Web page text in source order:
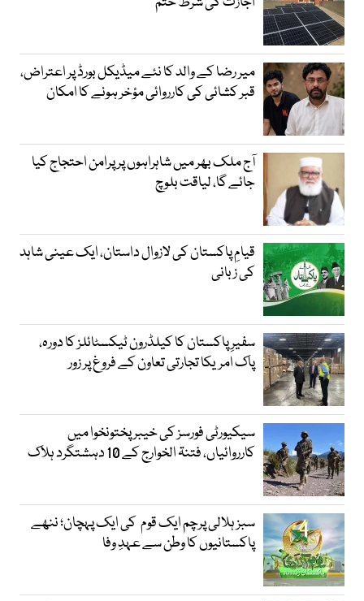
میر رضا کے والد کا نئے میڈیکل بورڈ پر اعتراض،
قبر کشائی کی کارروائی مؤخر ہونے کا امکان
آج ملک بھر میں شاہراہوں پر پرامن احتجاج کیا
جائے گا، لیاقت بلوچ
قیامِ پاکستان کی لازوال داستان، ایک عینی شاہد
کی زبانی
سفیرِ پاکستان کا کیلڈرون ٹیکسٹائلز کا دورہ،
پاک امریکا تجارتی تعاون کے فروغ پر زور
سیکیورٹی فورسز کی خیبر پختونخوا میں
کارروائیاں، فتنۃ الخوارج کے 10 دہشتگرد ہلاک
سبز ہلالی پرچم ایک قوم کی ایک پہچان؛ ننھے
پاکستانیوں کا وطن سے عہدِ وفا